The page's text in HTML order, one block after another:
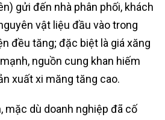
gửi đến nhà phân phối, khách
vật liệu đầu vào trong
đều tăng; đặc biệt là giá xăng
nguồn cung khan hiếm
xuất xi măng tăng cao.
mặc dù doanh nghiệp đã cố